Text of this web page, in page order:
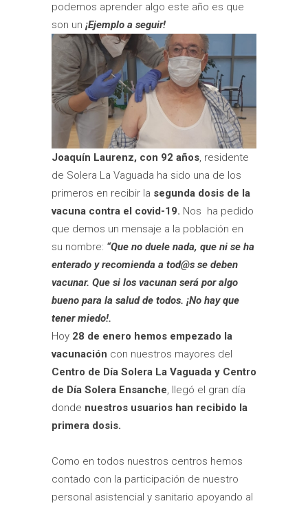
podemos aprender algo este año es que
son un ¡Ejemplo a seguir!
Joaquín Laurenz, con 92 años, residente
de Solera La Vaguada ha sido una de los
primeros en recibir la segunda dosis de la
vacuna contra el covid-19. Nos ha pedido
que demos un mensaje a la población en
su nombre: “Que no duele nada, que ni se ha
enterado y recomienda a tod@s se deben
vacunar. Que si los vacunan será por algo
bueno para la salud de todos. ¡No hay que
tener miedo!.
Hoy 28 de enero hemos empezado la
vacunación con nuestros mayores del
Centro de Día Solera La Vaguada y Centro
de Día Solera Ensanche, llegó el gran día
donde nuestros usuarios han recibido la
primera dosis.
Como en todos nuestros centros hemos
contado con la participación de nuestro
personal asistencial y sanitario apoyando al